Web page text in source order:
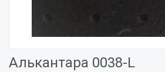
Алькантара 0038-L